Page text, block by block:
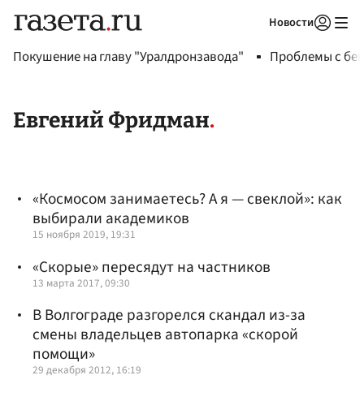
Новости
Покушение на главу "Уралдронзавода" Проблемы с
Евгений Фридман
«Космосом занимаетесь? А я — свеклой»: как
выбирали академиков
15 ноября 2019, 19:31
«Скорые» пересядут на частников
13 марта 2017, 09:30
В Волгограде разгорелся скандал из-за
смены владельцев автопарка «скорой
помощи»
29 декабря 2012, 16:19